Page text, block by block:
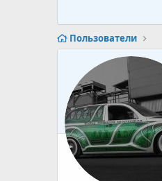
Пользователи